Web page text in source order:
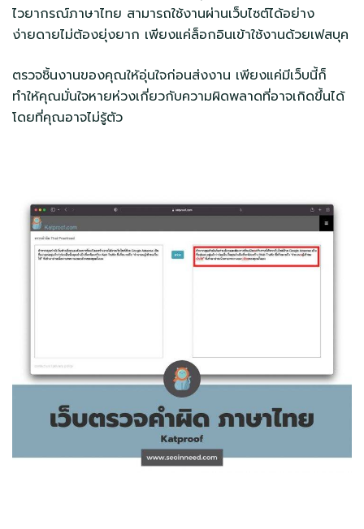
ไวยากรณ์ภาษาไทย สามารถใช้งานผ่านเว็บไซต์ได้อย่าง
ง่ายดายไม่ต้องยุ่งยาก เพียงแค่ล็อกอินเข้าใช้งานด้วยเฟสบุค
ตรวจชิ้นงานของคุณให้อุ่นใจก่อนส่งงาน เพียงแค่มีเว็บนี้ก็
ทำให้คุณมั่นใจหายห่วงเกี่ยวกับความผิดพลาดที่อาจเกิดขึ้นได้
โดยที่คุณอาจไม่รู้ตัว